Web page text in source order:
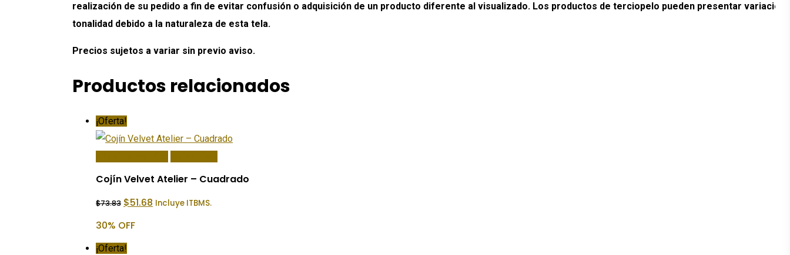
realización de su pedido a fin de evitar confusión o adquisición de un producto diferente al visualizado. Los productos de terciopelo pueden presentar
tonalidad debido a la naturaleza de esta tela.
Precios sujetos a variar sin previo aviso.
Productos relacionados
¡Oferta!
Cojín Velvet Atelier – Cuadrado
$73.83 El
precio
era:
$51.68 El
precio
Incluye ITBMS.
30% OFF
¡Oferta!